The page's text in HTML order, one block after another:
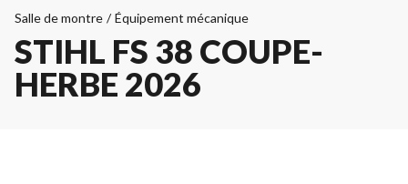
Salle de montre / Équipement mécanique
STIHL FS 38 COUPE-
HERBE 2026